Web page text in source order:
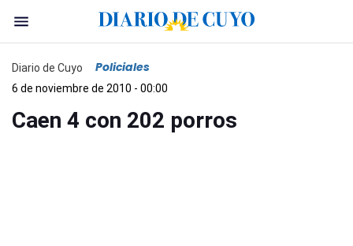
Diario de Cuyo Policiales
6 de noviembre de 2010 - 00:00
Caen 4 con 202 porros